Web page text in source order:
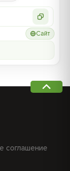
Сайт
соглашение